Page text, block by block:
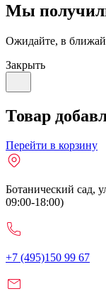
Мы
Ожидайте, в
Закрыть
Товар
Перейти в корзину
Ботанический сад,
09:00-18:00)
+7 (495)150 99 67